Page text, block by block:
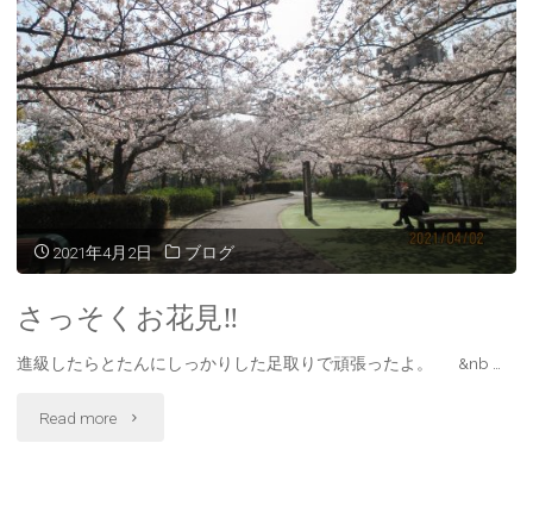
ぐ
み
に
な
よ‼"
2021年4月2日 ブログ
さっそくお花見‼
進級したらとたんにしっかりした足取りで頑張ったよ。 &nb …
Read more "さ